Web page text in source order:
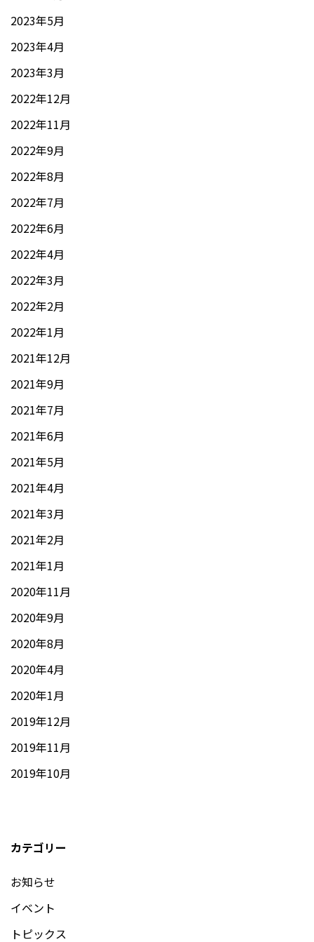
2023年5月
2023年4月
2023年3月
2022年12月
2022年11月
2022年9月
2022年8月
2022年7月
2022年6月
2022年4月
2022年3月
2022年2月
2022年1月
2021年12月
2021年9月
2021年7月
2021年6月
2021年5月
2021年4月
2021年3月
2021年2月
2021年1月
2020年11月
2020年9月
2020年8月
2020年4月
2020年1月
2019年12月
2019年11月
2019年10月
カテゴリー
お知らせ
イベント
トピックス